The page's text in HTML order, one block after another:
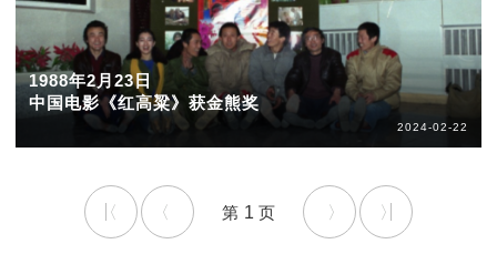
1988年2月23日
中国电影《红高粱》获金熊奖
2024-02-22
1